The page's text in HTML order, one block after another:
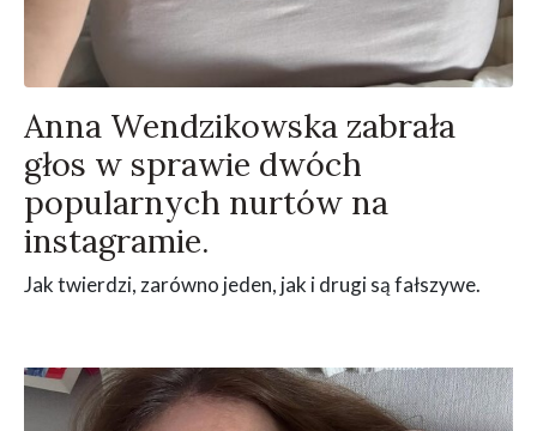
Anna Wendzikowska zabrała
głos w sprawie dwóch
popularnych nurtów na
instagramie.
Jak twierdzi, zarówno jeden, jak i drugi są fałszywe.